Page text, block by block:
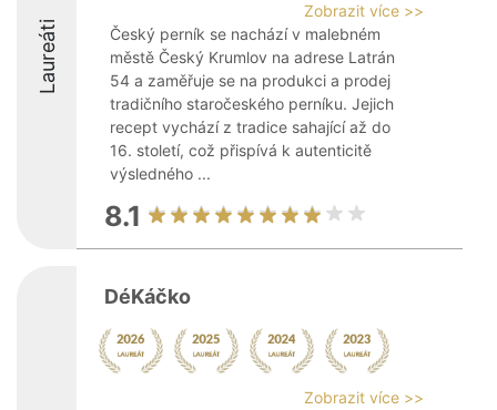
Laureáti
Zobrazit více >>
Český perník se nachází v malebném
městě Český Krumlov na adrese Latrán
54 a zaměřuje se na produkci a prodej
tradičního staročeského perníku. Jejich
recept vychází z tradice sahající až do
16. století, což přispívá k autenticitě
výsledného ...
8.1
DéKáčko
Zobrazit více >>